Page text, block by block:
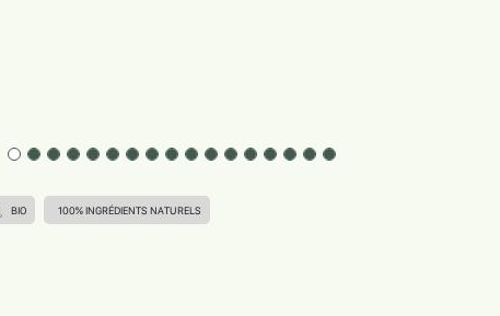
BIO 100% INGRÉDIENTS NATURELS